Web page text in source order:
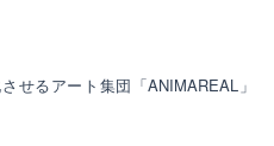
せるアート集団「ANIMAREAL」